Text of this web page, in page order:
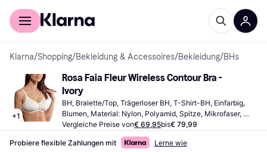
Für Shopper
Klarna/Shopping/Bekleidung & Accessoires/Bekleidung/BHs
+1
Rosa Faia Fleur Wireless Contour Bra -
Ivory
BH, Bralette/Top, Trägerloser BH, T-Shirt-BH, Einfarbig,
Blumen, Material: Nylon, Polyamid, Spitze, Mikrofaser,
Elastan/Lycra/Spandex, Bügellos, Ungepolstert,
Verstellbare Träger, Nahtlos
Vergleiche Preise von€ 69,95bis€ 79,99
Probiere flexible Zahlungen mit Lerne wie